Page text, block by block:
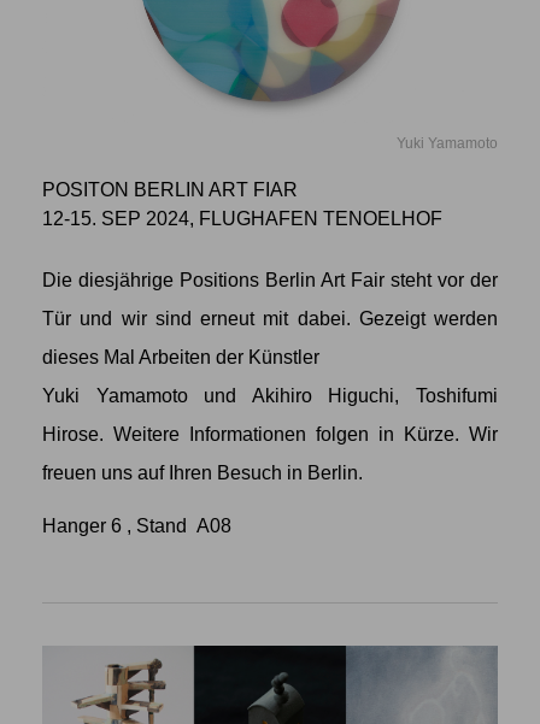
Yuki Yamamoto
POSITON BERLIN ART FIAR
12-15. SEP 2024, FLUGHAFEN TENOELHOF
Die diesjährige Positions Berlin Art Fair steht vor der
Tür und wir sind erneut mit dabei. Gezeigt werden
dieses Mal Arbeiten der Künstler
Yuki Yamamotound Akihiro Higuchi,Toshifumi
Hirose. Weitere Informationen folgen in Kürze. Wir
freuen uns auf Ihren Besuch in Berlin.
Hanger 6 , Stand A08